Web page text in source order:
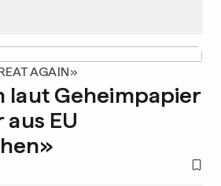
AGAIN»
laut Geheimpapier
EU